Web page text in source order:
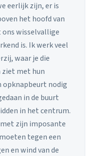
eerlijk zijn, er is
het hoofd van
wisselvallige
is. Ik werk veel
waar je die
ziet met hun
opknapbeurt nodig
in de buurt
in het centrum.
zijn imposante
tegen een
en wind van de